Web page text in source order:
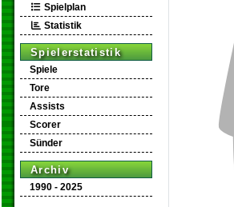
Spielplan
Statistik
Spielerstatistik
Spiele
Tore
Assists
Scorer
Sünder
Archiv
1990 - 2025